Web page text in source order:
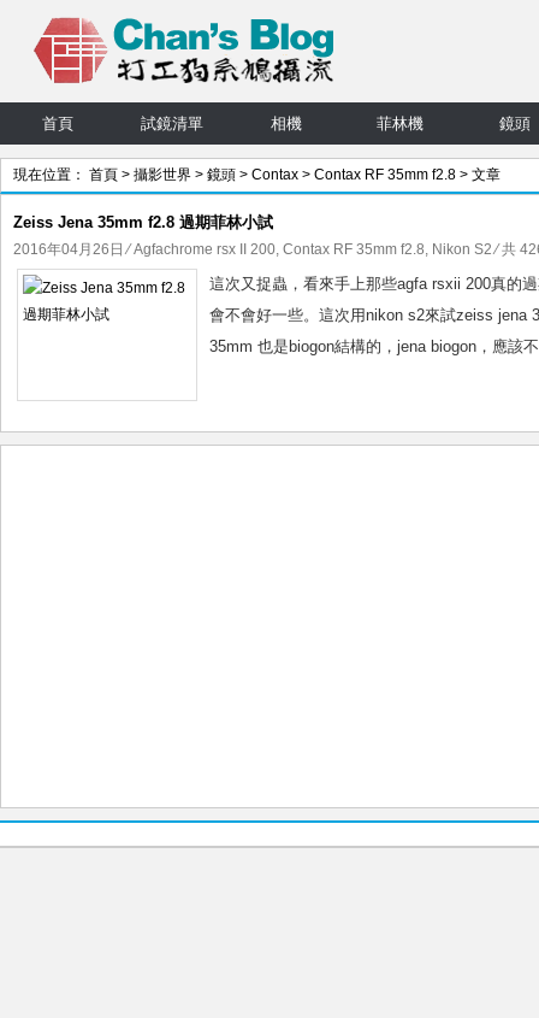
首頁 試鏡清單 相機 菲林機 鏡頭
現在位置： 首頁 > 攝影世界 > 鏡頭 > Contax > Contax RF 35mm f2.8 > 文章
Zeiss Jena 35mm f2.8 過期菲林小試
2016年04月26日 ⁄Agfachrome rsx II 200, Contax RF 35mm f2.8, Nikon S2⁄ 共
這次又捉蟲，看來手上那些agfa rsxii 200真的
會不會好一些。這次用nikon s2來試zeiss jena
35mm 也是biogon結構的，jena biogon，應該